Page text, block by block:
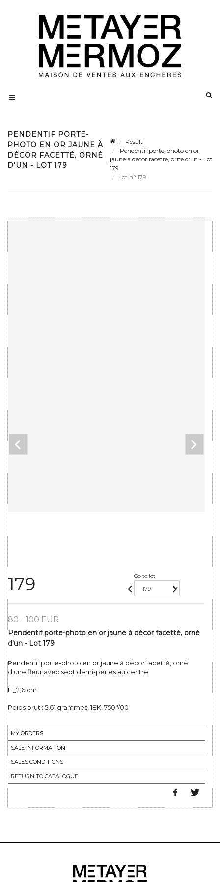
PENDENTIF PORTE-
PHOTO EN OR JAUNE À
DÉCOR FACETTÉ, ORNÉ
D'UN - LOT 179
Result
Pendentif porte-photo en or
jaune à décor facetté, orné d'un - Lot
179
Lot n° 179
179 Go to lot
80 - 100 EUR
Pendentif porte-photo en or jaune à décor facetté, orné
d'un - Lot 179
Pendentif porte-photo en or jaune à décor facetté, orné
d'une fleur avec sept demi-perles au centre.
H_2,6 cm
Poids brut : 5,61 grammes, 18K, 750°/00
MY ORDERS
SALE INFORMATION
SALES CONDITIONS
RETURN TO CATALOGUE